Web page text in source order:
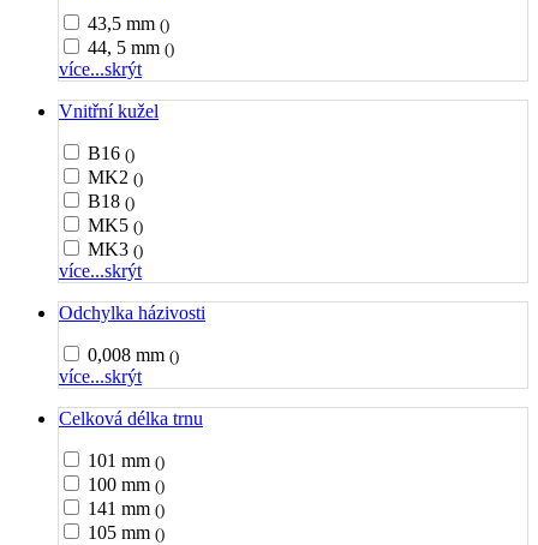
43,5 mm ()
44, 5 mm ()
více...skrýt
Vnitřní kužel
B16 ()
MK2 ()
B18 ()
MK5 ()
MK3 ()
více...skrýt
Odchylka házivosti
0,008 mm ()
více...skrýt
Celková délka trnu
101 mm ()
100 mm ()
141 mm ()
105 mm ()